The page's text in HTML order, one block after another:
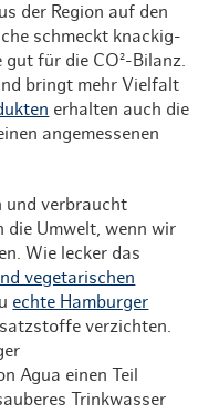
der Region auf den
schmeckt knackig-
für die CO²-Bilanz.
bringt mehr Vielfalt
erhalten auch die
angemessenen
und verbraucht
die Umwelt, wenn wir
Wie lecker das
vegetarischen
echte Hamburger
verzichten.
Agua einen Teil
Trinkwasser